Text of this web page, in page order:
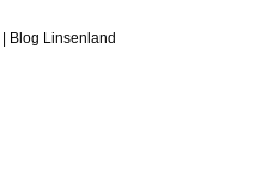
Blog Linsenland